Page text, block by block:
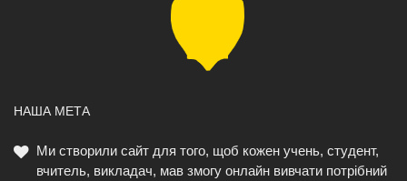
НАША МЕТА
Ми створили сайт для того, щоб кожен учень, студент,
вчитель, викладач, мав змогу онлайн вивчати потрібний